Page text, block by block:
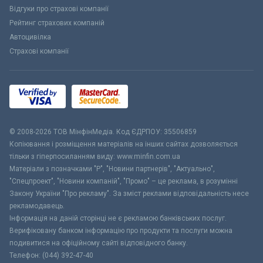
Відгуки про страхові компанії
Рейтинг страхових компаній
Автоцивілка
Страхові компанії
© 2008-2026 ТОВ МiнфiнМедiа. Код ЄДРПОУ: 35506859
Копіювання і розміщення матеріалів на інших сайтах дозволяється
тільки з гіперпосиланням виду: www.minfin.com.ua
Матеріали з позначками "Р", "Новини партнерів", "Актуально",
"Спецпроект", "Новини компаній", "Промо" – це реклама, в розумінні
Закону України "Про рекламу". За зміст реклами відповідальність несе
рекламодавець.
Інформація на даній сторінці не є рекламою банківських послуг.
Верифіковану банком інформацію про продукти та послуги можна
подивитися на офіційному сайті відповідного банку.
Телефон: (044) 392-47-40